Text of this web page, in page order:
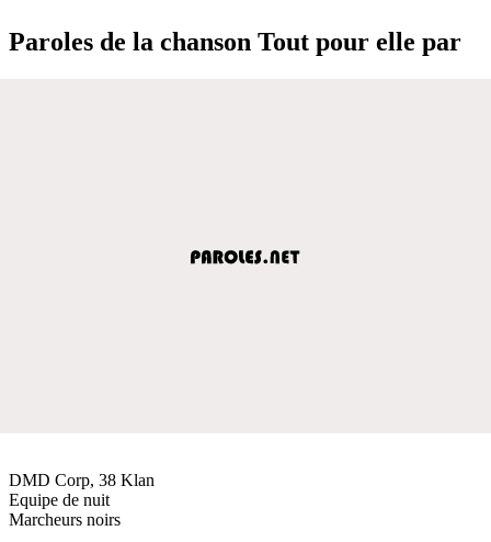
Paroles de la chanson Tout pour elle par
DMD Corp, 38 Klan
Equipe de nuit
Marcheurs noirs